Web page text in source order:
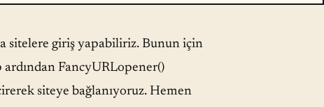
sitelere giriş yapabiliriz. Bunun için
FancyURLopener()
siteye bağlanıyoruz. Hemen